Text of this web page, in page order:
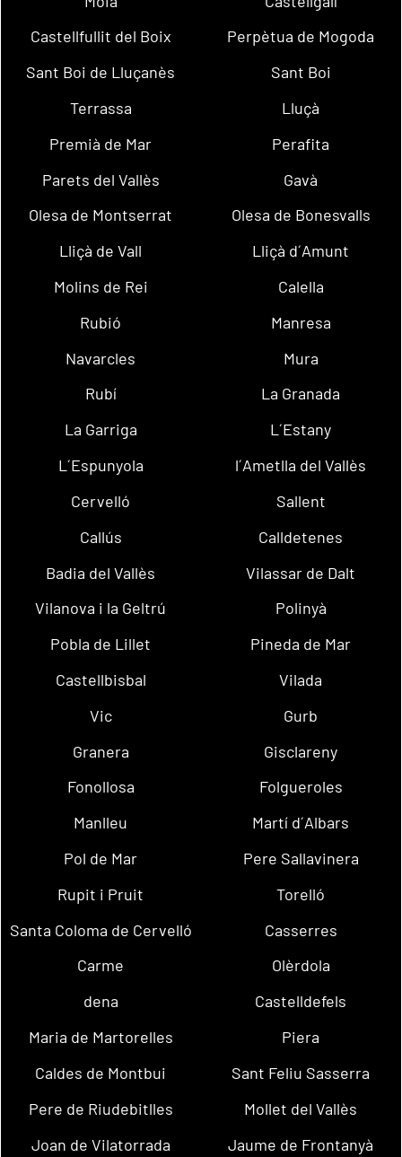
Castellfullit del Boix
Perpètua de Mogoda
Sant Boi de Lluçanès
Sant Boi
Terrassa
Lluçà
Premià de Mar
Perafita
Parets del Vallès
Gavà
Olesa de Montserrat
Olesa de Bonesvalls
Lliçà de Vall
Lliçà d´Amunt
Molins de Rei
Calella
Rubió
Manresa
Navarcles
Mura
Rubí
La Granada
La Garriga
L´Estany
L´Espunyola
l´Ametlla del Vallès
Cervelló
Sallent
Callús
Calldetenes
Badia del Vallès
Vilassar de Dalt
Vilanova i la Geltrú
Polinyà
Pobla de Lillet
Pineda de Mar
Castellbisbal
Vilada
Vic
Gurb
Granera
Gisclareny
Fonollosa
Folgueroles
Manlleu
Martí d´Albars
Pol de Mar
Pere Sallavinera
Rupit i Pruit
Torelló
Santa Coloma de Cervelló
Casserres
Carme
Olèrdola
dena
Castelldefels
Maria de Martorelles
Piera
Caldes de Montbui
Sant Feliu Sasserra
Pere de Riudebitlles
Mollet del Vallès
Joan de Vilatorrada
Jaume de Frontanyà